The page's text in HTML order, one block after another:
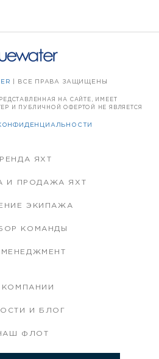
| ВСЕ ПРАВА ЗАЩИЩЕНЫ
НА САЙТЕ, ИМЕЕТ
И ПУБЛИЧНОЙ ОФЕРТОЙ НЕ ЯВЛЯЕТСЯ
ЯХТ
И ПРОДАЖА ЯХТ
ЭКИПАЖА
КОМАНДЫ
МЕНЕДЖМЕНТ
КОМПАНИИ
И БЛОГ
ФЛОТ